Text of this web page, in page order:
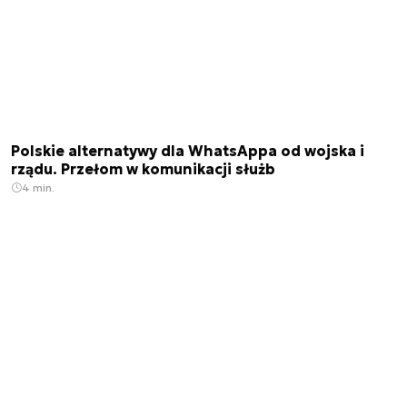
Polskie alternatywy dla WhatsAppa od wojska i
rządu. Przełom w komunikacji służb
4 min.